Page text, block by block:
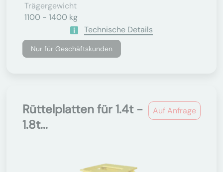
Trägergewicht
1100 - 1400 kg
Technische Details
Nur für Geschäftskunden
Auf Anfrage
Rüttelplatten für 1.4t -
1.8t...